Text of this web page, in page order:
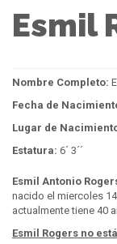
Esmil
Nombre Completo:
Fecha de
Lugar de
Estatura: 6´ 3´´
Esmil Antonio
nacido el miercoles
actualmente tiene 40
Esmil Rogers no